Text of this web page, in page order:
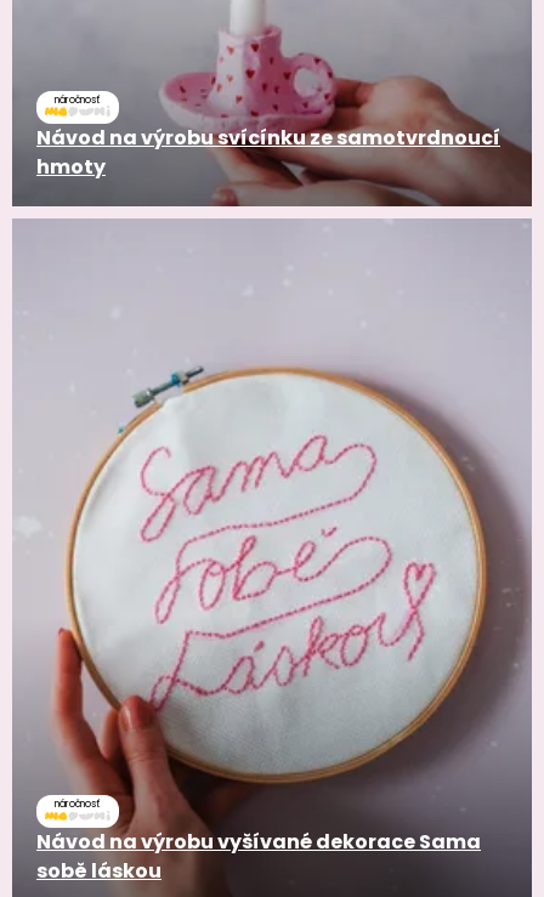
náročnosť
Návod na výrobu svícínku ze samotvrdnoucí
hmoty
náročnosť
Návod na výrobu vyšívané dekorace Sama
sobě láskou